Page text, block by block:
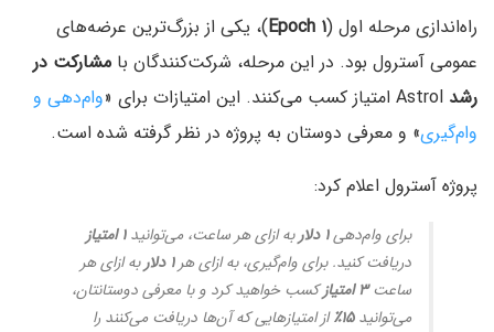
راه‌اندازی مرحله اول ( Epoch ۱
)، یکی از بزرگ‌ترین عرضه‌های
عمومی آسترول بود. در این مرحله، شرکت‌کنندگان با مشارکت در
رشد
وام‌دهی و
وام‌گیری» و معرفی دوستان به پروژه در نظر گرفته شده است.
پروژه آسترول اعلام کرد:
برای وام‌دهی۱ دلار به ازای هر ساعت، می‌توانید۱ امتیاز
دریافت کنید. برای وام‌گیری، به ازای هر۱ دلار
به ازای هر
ساعت۳ امتیاز
کسب خواهید کرد و با معرفی دوستانتان،
می‌توانید۱۵٪
از امتیازهایی که آن‌ها دریافت می‌کنند را